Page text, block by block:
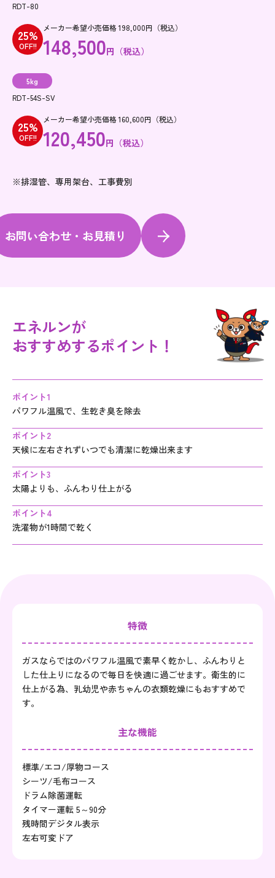
RDT-80
25%
OFF!!
メーカー希望小売価格 198,000円（税込）
148,500円（税込）
5kg
RDT-54S-SV
25%
OFF!!
メーカー希望小売価格 160,600円（税込）
120,450円（税込）
※排湿管、専用架台、工事費別
お問い合わせ・お見積り
エネルンが
おすすめするポイント！
ポイント1
パワフル温風で、生乾き臭を除去
ポイント2
天候に左右されずいつでも清潔に乾燥出来ます
ポイント3
太陽よりも、ふんわり仕上がる
ポイント4
洗濯物が1時間で乾く
特徴
ガスならではのパワフル温風で素早く乾かし、ふんわりと
した仕上りになるので毎日を快適に過ごせます。衛生的に
仕上がる為、乳幼児や赤ちゃんの衣類乾燥にもおすすめで
す。
主な機能
標準/エコ/厚物コース
シーツ/毛布コース
ドラム除菌運転
タイマー運転 5～90分
残時間デジタル表示
左右可変ドア